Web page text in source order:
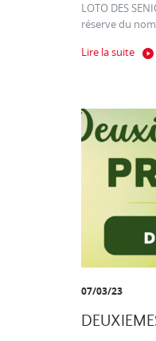
LOTO DES
réserve du
Lire la suite
07/03/23